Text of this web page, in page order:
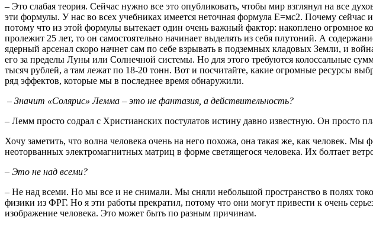
– Это слабая теория. Сейчас нужно все это опубликовать, чтобы мир взглянул на все
эти формулы. У нас во всех учебниках имеется неточная формула Е=мс2. Почему сейчас
потому что из этой формулы вытекает один очень важный фактор: накоплено огромное
пролежит 25 лет, то он самостоятельно начинает выделять из себя плутоний. А
ядерный арсенал скоро начнет сам по себе взрывать в подземных кладовых Земли, и
его за пределы Луны или Солнечной системы. Но для этого требуются колоссальные
тысяч рублей, а там лежат по 18-20 тонн. Вот и посчитайте, какие огромные ресурсы
ряд эффектов, которые мы в последнее время обнаружили.
– Значит «Солярис» Лемма – это не фантазия, а действительность?
– Лемм просто содрал с Христианских постулатов истину давно известную. Он просто
Хочу заметить, что волна человека очень на него похожа, она такая же, как человек.
неоторванных электромагнитных матриц в форме светящегося человека. Их болтает
– Это не над всеми?
– Не над всеми. Но мы все и не снимали. Мы сняли небольшой пространство в полях
физики из ФРГ. Но я эти работы прекратил, потому что они могут привести к очень
изображение человека. Это может быть по разным причинам.